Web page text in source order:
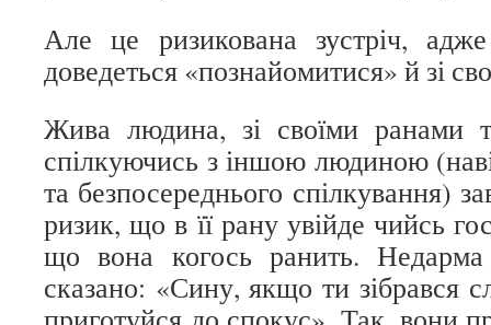
Але це ризикована зустріч,
доведеться «познайомитися» й зі
Жива людина, зі своїми ранами
спілкуючись з іншою людиною
та безпосереднього спілкування)
ризик, що в її рану увійде чийсь
що вона когось ранить.
сказано: «Сину, якщо ти зібрався